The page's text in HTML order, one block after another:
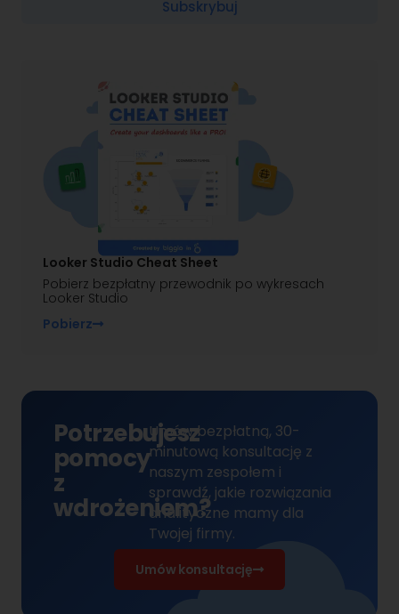
Subskrybuj
Looker Studio Cheat Sheet
Pobierz bezpłatny przewodnik po wykresach
Looker Studio
Pobierz
Potrzebujesz
pomocy
z
wdrożeniem?
Umów bezpłatną, 30-
minutową konsultację z
naszym zespołem i
sprawdź, jakie rozwiązania
analityczne mamy dla
Twojej firmy.
Umów konsultację